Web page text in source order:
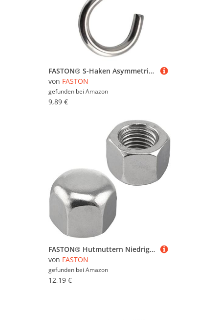
FASTON® S-Haken Asymmetrisch 3 mm Edelstahl A2 V2A (5 Stück) Kleiderhaken Küchenhaken Kleiderbügel S-förmiger Haken
von FASTON
gefunden bei Amazon
9,89 €
FASTON® Hutmuttern Niedrige Form M14 (2 Stück) DIN 917 aus Edelstahl A2 V2A Sechskant Hutmutter Edelstahlmuttern Sechskantmuttern Kappenmuttern Sechskant-Hutmuttern
von FASTON
gefunden bei Amazon
12,19 €